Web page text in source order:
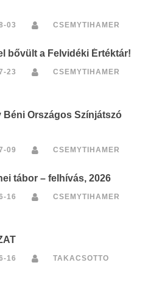
03 CSEMYTIHAMER
bővült a Felvidéki Értéktár!
23 CSEMYTIHAMER
Béni Országos Színjátszó
09 CSEMYTIHAMER
tábor – felhívás, 2026
16 CSEMYTIHAMER
16 TAKACSOTTO